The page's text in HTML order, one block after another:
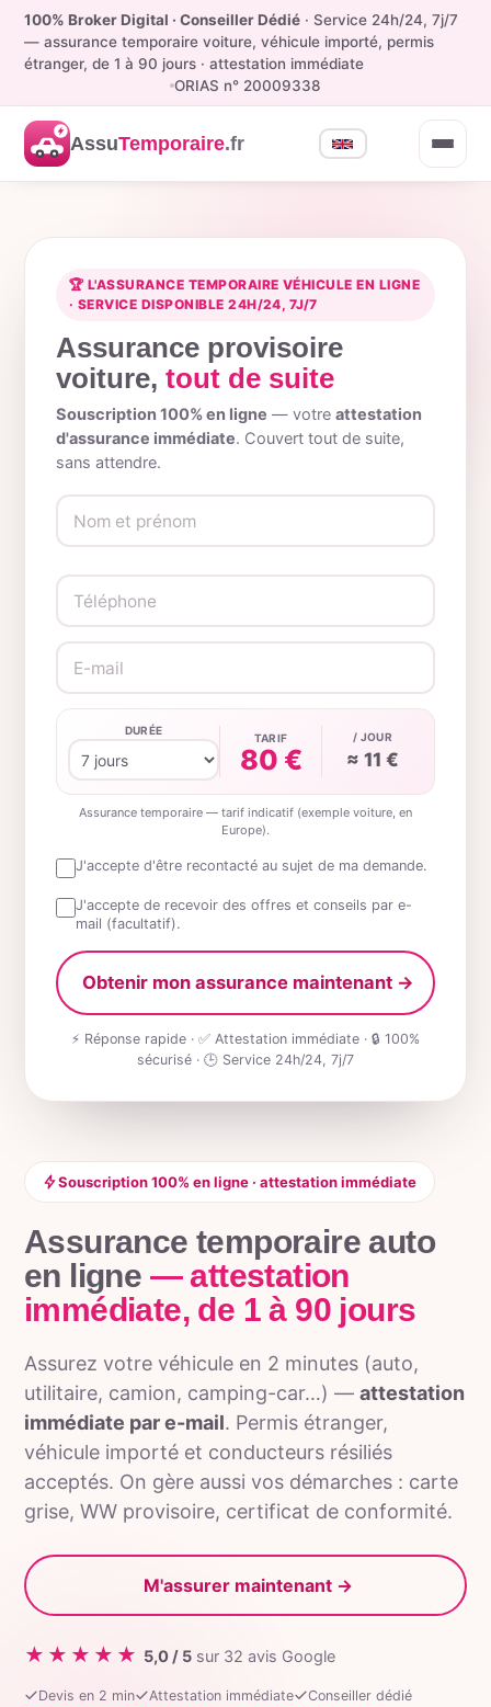
100% Broker Digital · Conseiller Dédié · Service 24h/24, 7j/7
— assurance temporaire voiture, véhicule importé, permis
étranger, de 1 à 90 jours · attestation immédiate
ORIAS n° 20009338
AssuTemporaire.fr
Souscription 100% en ligne · attestation immédiate
Assurance temporaire auto
en ligne — attestation
immédiate, de 1 à 90 jours
Assurez votre véhicule en 2 minutes (auto,
utilitaire, camion, camping-car…) — attestation
immédiate par e-mail. Permis étranger,
véhicule importé et conducteurs résiliés
acceptés. On gère aussi vos démarches : carte
grise, WW provisoire, certificat de conformité.
M'assurer maintenant →
★★★★★ 5,0 / 5 sur 32 avis Google
Devis en 2 min Attestation immédiate
Conseiller dédié
🏆 L'ASSURANCE TEMPORAIRE VÉHICULE EN LIGNE
· SERVICE DISPONIBLE 24H/24, 7J/7
Assurance provisoire
voiture, tout de suite
Souscription 100% en ligne — votre attestation
d'assurance immédiate. Couvert tout de suite,
sans attendre.
DURÉE
TARIF
80 €
/ JOUR
≈ 11 €
Assurance temporaire — tarif indicatif (exemple voiture, en
Europe).
J'accepte d'être recontacté au sujet de ma demande.
J'accepte de recevoir des offres et conseils par e-
mail (facultatif).
Obtenir mon assurance maintenant →
⚡ Réponse rapide · ✅ Attestation immédiate · 🔒 100%
sécurisé · 🕒 Service 24h/24, 7j/7